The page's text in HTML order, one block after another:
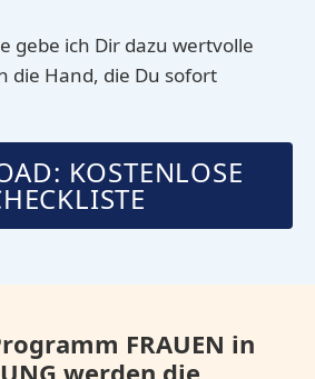
gebe ich Dir dazu wertvolle
die Hand, die Du sofort
KOSTENLOSE
FRAUEN in
werden die